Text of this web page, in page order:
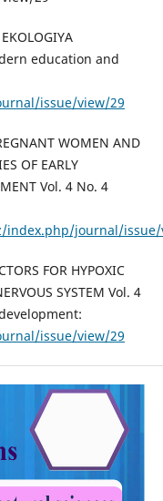
education and
issue/view/29
WOMEN AND
OF EARLY
Vol. 4 No. 4
index.php/journal/
FOR HYPOXIC
SYSTEM Vol. 4
issue/view/29